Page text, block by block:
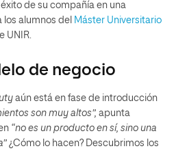
de su compañía en una
los alumnos del Máster Universitario
UNIR.
de negocio
aún está en fase de introducción
son muy altos”, apunta
“no es un producto en sí, sino una
¿Cómo lo hacen? Descubrimos los